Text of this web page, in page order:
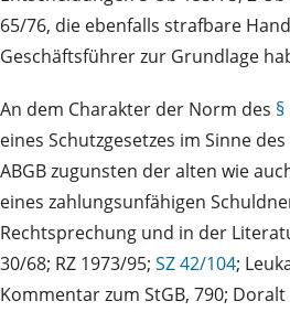
65/76, die ebenfalls strafbare
Geschäftsführer zur Grundlage
An dem Charakter der Norm des
eines Schutzgesetzes im Sinne des
ABGB zugunsten der alten wie
eines zahlungsunfähigen
Rechtsprechung und in der
30/68; RZ 1973/95; SZ 42/104;
Kommentar zum StGB, 790;